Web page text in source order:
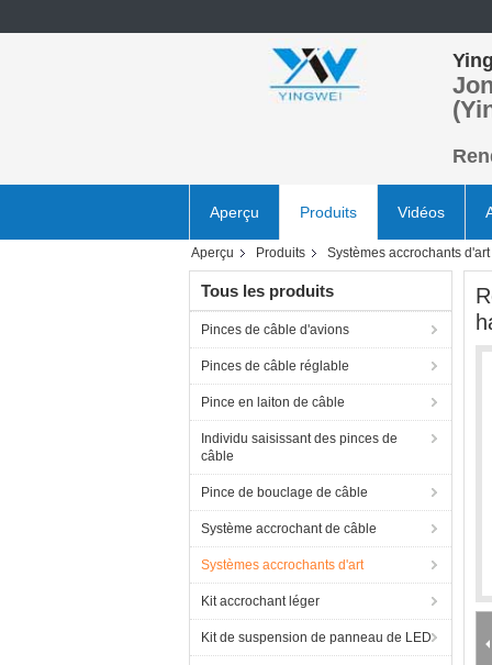
Aperçu Produits Vidéos
Aperçu Produits Systèmes accrochants d'art
Tous les produits
Pinces de câble d'avions
Pinces de câble réglable
Pince en laiton de câble
Individu saisissant des pinces de
câble
Pince de bouclage de câble
Système accrochant de câble
Systèmes accrochants d'art
Kit accrochant léger
Kit de suspension de panneau de LED